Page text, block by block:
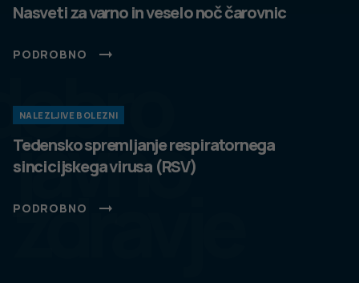
javno
zdravje
Nasveti za varno in veselo noč čarovnic
PODROBNO
NALEZLJIVE BOLEZNI
Tedensko spremljanje respiratornega
sincicijskega virusa (RSV)
PODROBNO